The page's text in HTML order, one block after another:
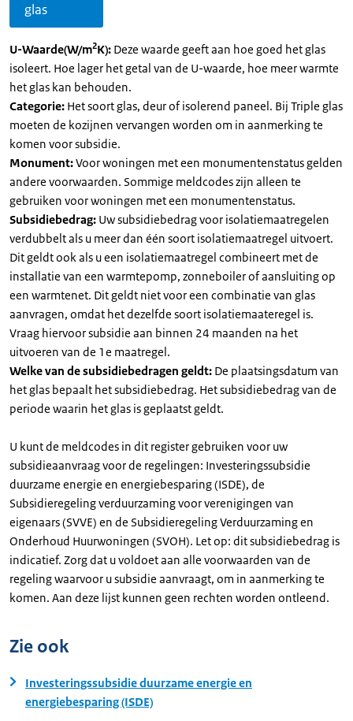
glas
U-Waarde(W/m2K): Deze waarde geeft aan hoe goed het glas
isoleert. Hoe lager het getal van de U-waarde, hoe meer warmte
het glas kan behouden.
Categorie: Het soort glas, deur of isolerend paneel. Bij Triple glas
moeten de kozijnen vervangen worden om in aanmerking te
komen voor subsidie.
Monument:Voor woningen met een monumentenstatus gelden
andere voorwaarden. Sommige meldcodes zijn alleen te
gebruiken voor woningen met een monumentenstatus.
Subsidiebedrag: Uw subsidiebedrag voor isolatiemaatregelen
verdubbelt als u meer dan één soort isolatiemaatregel uitvoert.
Dit geldt ook als u een isolatiemaatregel combineert met de
installatie van een warmtepomp, zonneboiler of aansluiting op
een warmtenet. Dit geldt niet voor een combinatie van glas
aanvragen, omdat het dezelfde soort isolatiemaateregel is.
Vraag hiervoor subsidie aan binnen 24 maanden na het
uitvoeren van de 1e maatregel.
Welke van de subsidiebedragen geldt: De plaatsingsdatum van
het glas bepaalt het subsidiebedrag. Het subsidiebedrag van de
periode waarin het glas is geplaatst geldt.
U kunt de meldcodes in dit register gebruiken voor uw
subsidieaanvraag voor de regelingen: Investeringssubsidie
duurzame energie en energiebesparing (ISDE), de
Subsidieregeling verduurzaming voor verenigingen van
eigenaars (SVVE) en de Subsidieregeling Verduurzaming en
Onderhoud Huurwoningen (SVOH). Let op: dit subsidiebedrag is
indicatief. Zorg dat u voldoet aan alle voorwaarden van de
regeling waarvoor u subsidie aanvraagt, om in aanmerking te
komen. Aan deze lijst kunnen geen rechten worden ontleend.
Zie ook
Investeringssubsidie duurzame energie en
energiebesparing (ISDE)